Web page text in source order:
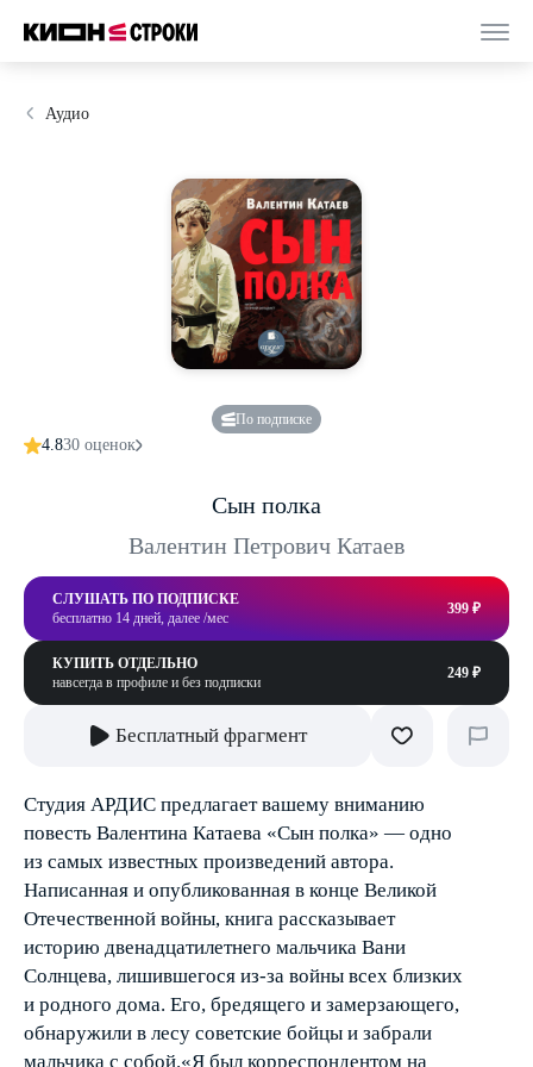
Аудио
По подписке
4.830 оценок
Сын полка
Валентин Петрович Катаев
СЛУШАТЬ ПО ПОДПИСКЕ
бесплатно 14 дней, далее /мес
399 ₽
КУПИТЬ ОТДЕЛЬНО
навсегда в профиле и без подписки
249 ₽
Бесплатный фрагмент
Студия АРДИС предлагает вашему вниманию
повесть Валентина Катаева «Сын полка» — одно
из самых известных произведений автора.
Написанная и опубликованная в конце Великой
Отечественной войны, книга рассказывает
историю двенадцатилетнего мальчика Вани
Солнцева, лишившегося из-за войны всех близких
и родного дома. Его, бредящего и замерзающего,
обнаружили в лесу советские бойцы и забрали
мальчика с собой.«Я был корреспондентом на